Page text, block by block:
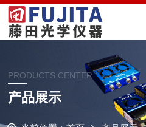
PRODUCTS CENTER
产品展示